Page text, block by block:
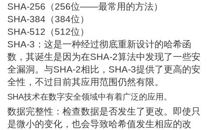
SHA-256（256位——最常用的方法）
SHA-384（384位）
SHA-512（512位）
SHA-3：这是一种经过彻底重新设计的哈希函
数，其诞生是因为在SHA-2算法中发现了一些安
全漏洞。与SHA-2相比，SHA-3提供了更高的安
全性，不过目前其应用范围仍然有限。
SHA技术在数字安全领域中有着广泛的应用。
数据完整性：检查数据是否发生了更改。即使只
是微小的变化，也会导致哈希值发生相应的改